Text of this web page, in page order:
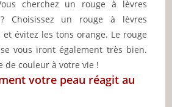
cherchez un rouge à lèvres
Choisissez un rouge à lèvres
évitez les tons orange. Le rouge
vous iront également très bien.
de couleur à votre vie !
votre peau réagit au